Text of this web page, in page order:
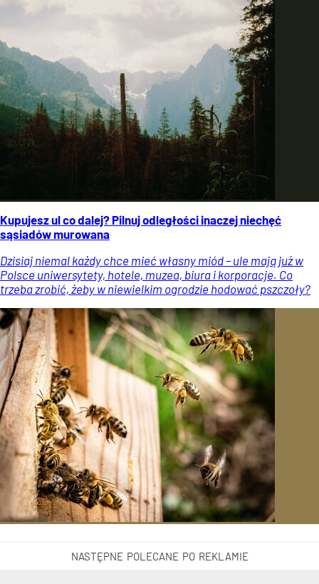
Kupujesz ul co dalej? Pilnuj odległości inaczej niechęć
sąsiadów murowana
Dzisiaj niemal każdy chce mieć własny miód – ule mają już w
Polsce uniwersytety, hotele, muzea, biura i korporacje. Co
trzeba zrobić, żeby w niewielkim ogrodzie hodować pszczoły?